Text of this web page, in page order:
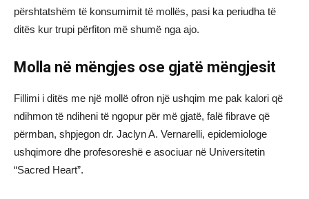
përshtatshëm të konsumimit të mollës, pasi ka periudha të
ditës kur trupi përfiton më shumë nga ajo.
Molla në mëngjes ose gjatë mëngjesit
Fillimi i ditës me një mollë ofron një ushqim me pak kalori që
ndihmon të ndiheni të ngopur për më gjatë, falë fibrave që
përmban, shpjegon dr. Jaclyn A. Vernarelli, epidemiologe
ushqimore dhe profesoreshë e asociuar në Universitetin
“Sacred Heart”.